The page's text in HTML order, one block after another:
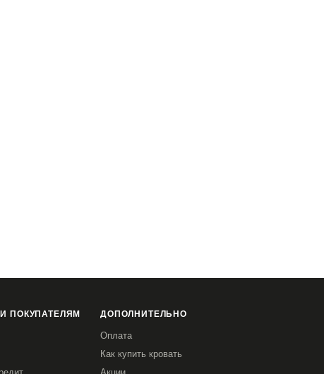
ПОКУПАТЕЛЯМ ДОПОЛНИТЕЛЬНО
Оплата
Как купить кровать